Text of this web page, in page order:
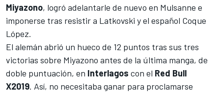
Miyazono, logró adelantarle de nuevo en Mulsanne e
imponerse tras resistir a Latkovski y el español Coque
López.
El alemán abrió un hueco de 12 puntos tras sus tres
victorias sobre Miyazono antes de la última manga, de
doble puntuación, en Interlagos con el Red Bull
X2019. Así, no necesitaba ganar para proclamarse